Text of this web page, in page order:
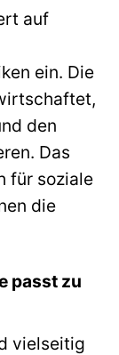
auf
ein. Die
den
Das
für soziale
die
passt zu
vielseitig